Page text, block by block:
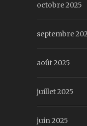
octobre 2025
septembre
août 2025
juillet 2025
juin 2025